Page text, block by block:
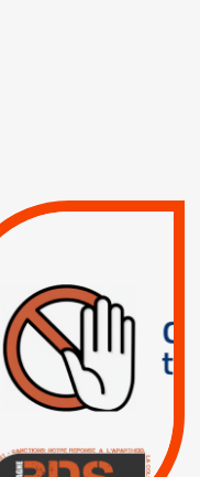
RESPECT DU DROIT
INTERNATIONAL ?
TRUMP, MACRON :
MÊME COMBAT
| Actus |
| Boycott militaire |